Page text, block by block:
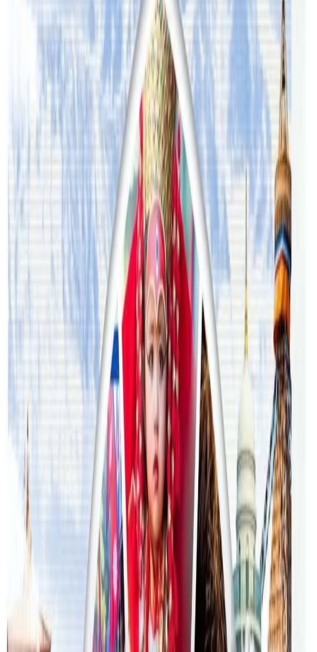
सम्बन्धित समाचार
अष्ट्रेलियामा नर्सको तलब पाँचौं पटक वृद्धि
२०२६ अगस्ट ३
अस्ट्रेलियामा विवाह घट्यो, बढ्यो सम्बन्धविच्छेद
थापाथलीबाट अष्ट्रेलियाका घरको डिजाइन
अष्ट्रेलियामा मन्त्रालयका कर्मचारीले भ्रष्टाचार गरेको
भेटिएपछि शिक्षा मन्त्रीले दिइन् राजीनामा
२०२६ जुलाई २४
अन्तर्राष्ट्रिय विद्यार्थी आकर्षित गर्न भिक्टोरियाले बनायो
नयाँ रणनीति
२०२६ जुलाई २३
फिफा विश्वकपमा अस्ट्रेलियाको टोलीका लागि
रणनीति बनाउने नेपाली युवा
२०२६ जुलाई २३
एनपिएल अष्ट्रेलियाको पाँचौं संस्करणमा कृष्ण कार्की
सबैभन्दा महँगा खेलाडी
२०२६ जुलाई १९
डार्विनमा नेपाल फेस्टिभल हुँदै